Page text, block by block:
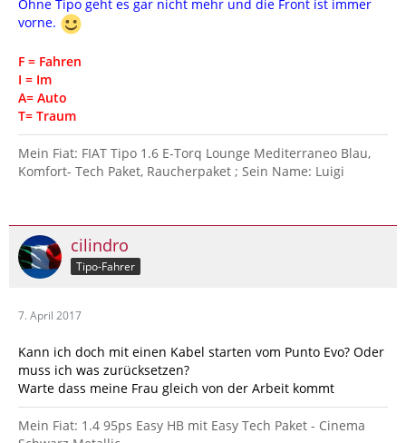
Ohne Tipo geht es gar nicht mehr und die Front ist immer
vorne.
F = Fahren
I = Im
A= Auto
T= Traum
Mein Fiat: FIAT Tipo 1.6 E-Torq Lounge Mediterraneo Blau,
Komfort- Tech Paket, Raucherpaket ; Sein Name: Luigi
cilindro
Tipo-Fahrer
7. April 2017
Kann ich doch mit einen Kabel starten vom Punto Evo? Oder
muss ich was zurücksetzen?
Warte dass meine Frau gleich von der Arbeit kommt
Mein Fiat: 1.4 95ps Easy HB mit Easy Tech Paket - Cinema